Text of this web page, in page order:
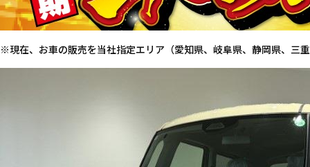
※現在、お車の販売を当社指定エリア（愛知県、岐阜県、静岡県、三